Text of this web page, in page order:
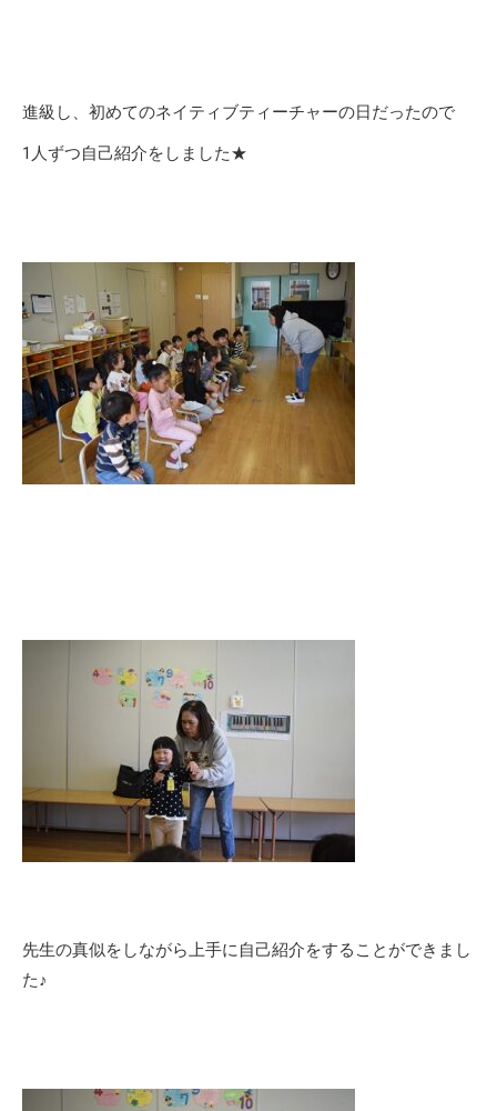
進級し、初めてのネイティブティーチャーの日だったので
1人ずつ自己紹介をしました★
先生の真似をしながら上手に自己紹介をすることができまし
た♪